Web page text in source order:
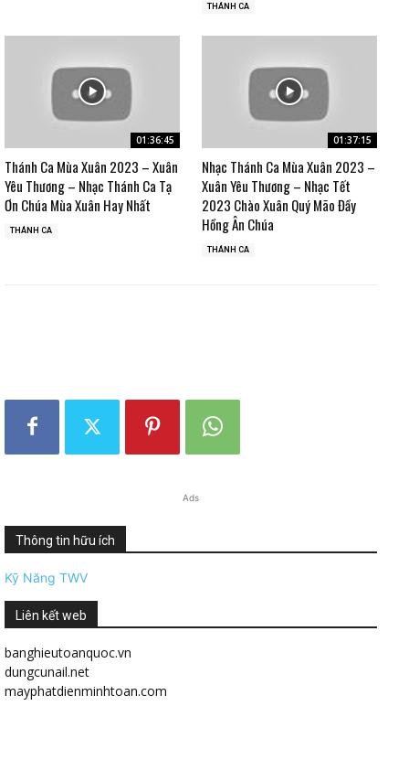
THÁNH CA
01:36:45
Thánh Ca Mùa Xuân 2023 – Xuân
Yêu Thương – Nhạc Thánh Ca Tạ
Ơn Chúa Mùa Xuân Hay Nhất
THÁNH CA
01:37:15
Nhạc Thánh Ca Mùa Xuân 2023 –
Xuân Yêu Thương – Nhạc Tết
2023 Chào Xuân Quý Mão Đầy
Hồng Ân Chúa
THÁNH CA
Ads
Thông tin hữu ích
Kỹ Năng TWV
Liên kết web
banghieutoanquoc.vn
dungcunail.net
mayphatdienminhtoan.com